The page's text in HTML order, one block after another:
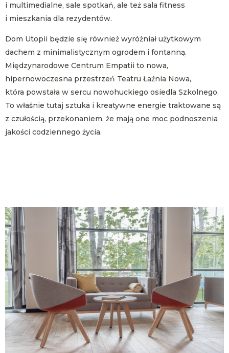
i multimedialne, sale spotkań, ale też sala fitness
i mieszkania dla rezydentów.
Dom Utopii będzie się również wyróżniał użytkowym
dachem z minimalistycznym ogrodem i fontanną.
Międzynarodowe Centrum Empatii to nowa,
hipernowoczesna przestrzeń Teatru Łaźnia Nowa,
która powstała w sercu nowohuckiego osiedla Szkolnego.
To właśnie tutaj sztuka i kreatywne energie traktowane są
z czułością, przekonaniem, że mają one moc podnoszenia
jakości codziennego życia.